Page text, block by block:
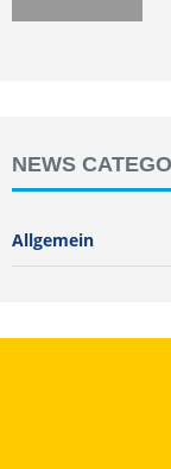
NEWS
Allgemein